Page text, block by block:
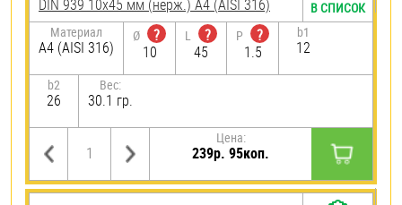
DIN 939 10х45 мм (нерж.) A4 (AISI 316)
Материал
A4 (AISI 316)
Ø
?
10
L
?
45
P
?
1.5
b1
12
b2
26
Вес:
30.1 гр.
Цена:
239р. 95коп.
В СПИСОК